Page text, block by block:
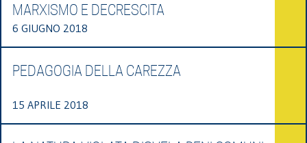
MARXISMO E DECRESCITA
6 GIUGNO 2018
PEDAGOGIA DELLA CAREZZA
15 APRILE 2018